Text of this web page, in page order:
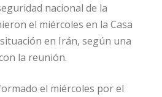
nacional de la
el miércoles en la Casa
en Irán, según una
la reunión.
el miércoles por el